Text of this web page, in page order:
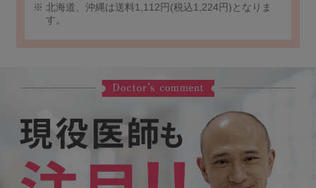
北海道、沖縄は送料1,112円(税込1,224円)となりま
す。